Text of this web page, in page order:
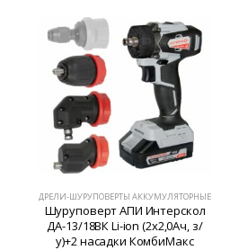
ДРЕЛИ-ШУРУПОВЕРТЫ АККУМУЛЯТОРНЫЕ
Шуруповерт АПИ Интерскол
ДА-13/18ВК Li-ion (2х2,0Ач, з/
у)+2 насадки КомбиМакс